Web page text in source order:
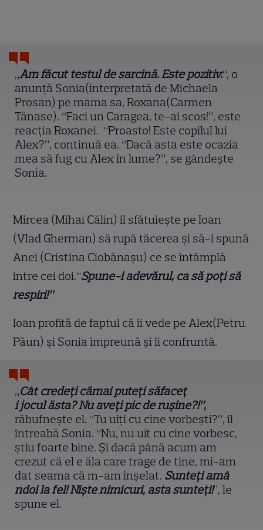
„Am făcut testul de sarcină. Este pozitiv.“, o
anunță Sonia(interpretată de Michaela
Prosan) pe mama sa, Roxana(Carmen
Tănase). “Faci un Caragea, te-ai scos!”, este
reacția Roxanei. “Proasto! Este copilul lui
Alex?”, continuă ea. “Dacă asta este ocazia
mea să fug cu Alex în lume?”, se gândește
Sonia.
Mircea (Mihai Călin) îl sfătuiește pe Ioan
(Vlad Gherman) să rupă tăcerea și să-i spună
Anei (Cristina Ciobănașu) ce se întâmplă
între cei doi.“Spune-i adevărul, ca să poți să
respiri!”
Ioan profită de faptul că îi vede pe Alex(Petru
Păun) și Sonia împreună și îi confruntă.
„Cât credeți cămai puteți săfaceț
i jocul ăsta? Nu aveți pic de rușine?!”,
răbufnește el. “Tu uiți cu cine vorbești?”, îl
întreabă Sonia. “Nu, nu uit cu cine vorbesc,
știu foarte bine. Și dacă până acum am
crezut că el e ăla care trage de tine, mi-am
dat seama că m-am înșelat. Sunteți amâ
ndoi la fel! Niște nimicuri, asta sunteți!”, le
spune el.